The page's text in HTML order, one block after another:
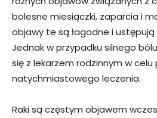
bolesne miesiączki, zaparcia i
objawy te są łagodne i
Jednak w przypadku silnego
się z lekarzem rodzinnym w celu
natychmiastowego leczenia.
Raki są częstym objawem